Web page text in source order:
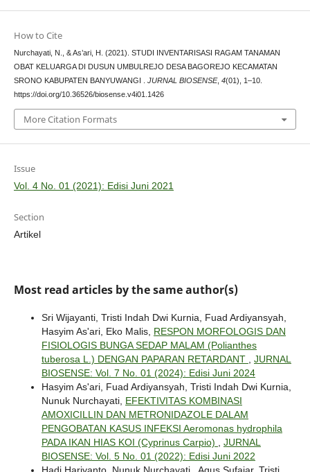
How to Cite
Nurchayati, N., & As’ari, H. (2021). STUDI INVENTARISASI RAGAM TANAMAN
OBAT KELUARGA DI DUSUN UMBULREJO DESA BAGOREJO KECAMATAN
SRONO KABUPATEN BANYUWANGI . JURNAL BIOSENSE, 4(01), 1–10.
https://doi.org/10.36526/biosense.v4i01.1426
More Citation Formats
Issue
Vol. 4 No. 01 (2021): Edisi Juni 2021
Section
Artikel
Most read articles by the same author(s)
Sri Wijayanti, Tristi Indah Dwi Kurnia, Fuad Ardiyansyah,
Hasyim As'ari, Eko Malis, RESPON MORFOLOGIS DAN
FISIOLOGIS BUNGA SEDAP MALAM (Polianthes
tuberosa L.) DENGAN PAPARAN RETARDANT
JURNAL
BIOSENSE: Vol. 7 No. 01 (2024): Edisi Juni 2024
Hasyim As'ari, Fuad Ardiyansyah, Tristi Indah Dwi Kurnia,
Nunuk Nurchayati, EFEKTIVITAS KOMBINASI
AMOXICILLIN DAN METRONIDAZOLE DALAM
PENGOBATAN KASUS INFEKSI Aeromonas hydrophila
PADA IKAN HIAS KOI (Cyprinus Carpio)
JURNAL
BIOSENSE: Vol. 5 No. 01 (2022): Edisi Juni 2022